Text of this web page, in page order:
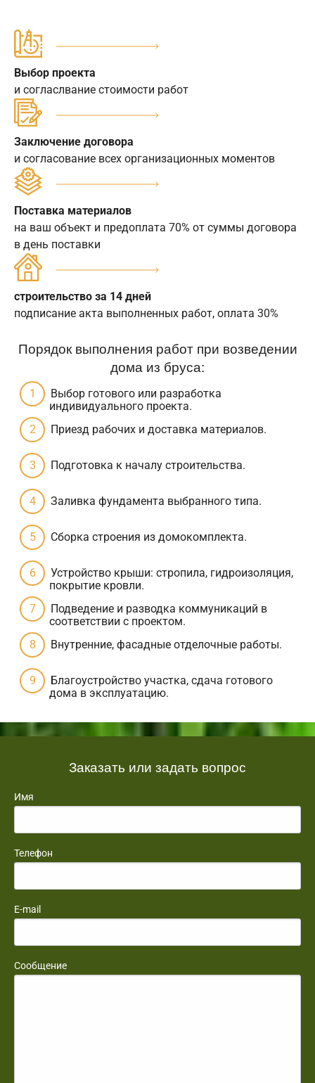
Выбор проекта
и согласлвание стоимости работ
Заключение договора
и согласование всех организационных моментов
Поставка материалов
на ваш объект и предоплата 70% от суммы договора
в день поставки
строительство за 14 дней
подписание акта выполненных работ, оплата 30%
Порядок выполнения работ при возведении
дома из бруса:
Выбор готового или разработка
индивидуального проекта.
Приезд рабочих и доставка материалов.
Подготовка к началу строительства.
Заливка фундамента выбранного типа.
Сборка строения из домокомплекта.
Устройство крыши: стропила, гидроизоляция,
покрытие кровли.
Подведение и разводка коммуникаций в
соответствии с проектом.
Внутренние, фасадные отделочные работы.
Благоустройство участка, сдача готового
дома в эксплуатацию.
Заказать или задать вопрос
Имя
Телефон
E-mail
Сообщение